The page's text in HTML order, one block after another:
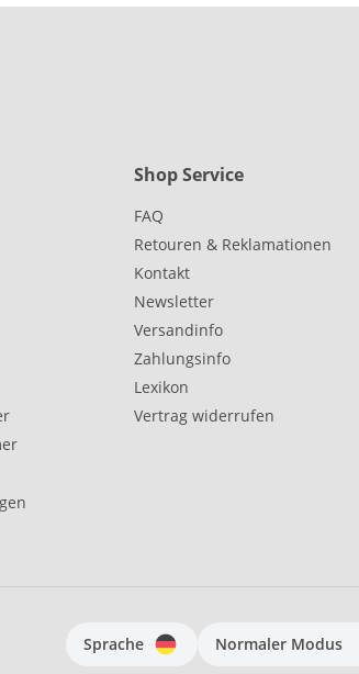
Shop Service
FAQ
Retouren & Reklamationen
Kontakt
Newsletter
Versandinfo
Zahlungsinfo
Lexikon
Vertrag widerrufen
Sprache Normaler Modus